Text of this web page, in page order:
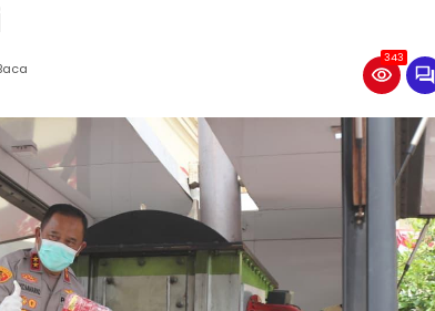
343